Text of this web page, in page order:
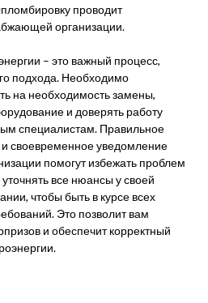
проводит
организации.
– это важный процесс,
подхода. Необходимо
на необходимость замены,
и доверять работу
специалистам. Правильное
своевременное уведомление
помогут избежать проблем
все нюансы у своей
чтобы быть в курсе всех
Это позволит вам
и обеспечит корректный